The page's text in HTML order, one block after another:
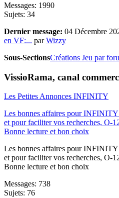
Messages: 1990
Sujets: 34
Dernier message: 04 Décembre
en VF:... parWizzy
Sous-SectionsCréations Jeu par
VissioRama, canal
Les Petites Annonces INFINITY
Les bonnes affaires pour
et pour faciliter vos recherches, O-
Bonne lecture et bon choix
Les bonnes affaires pour
et pour faciliter vos recherches, O-
Bonne lecture et bon choix
Messages: 738
Sujets: 76